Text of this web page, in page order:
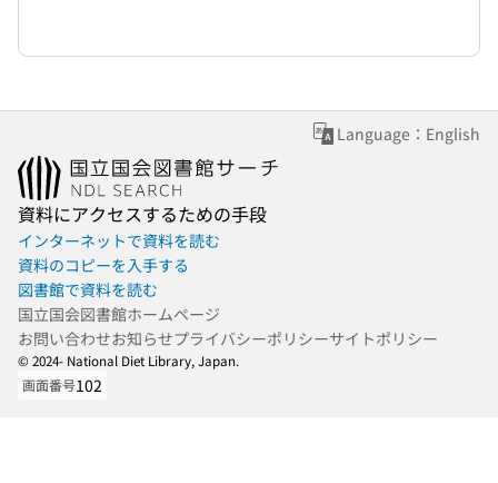
Language：English
資料にアクセスするための手段
インターネットで資料を読む
資料のコピーを入手する
図書館で資料を読む
国立国会図書館ホームページ
お問い合わせお知らせプライバシーポリシーサイトポリシー
© 2024- National Diet Library, Japan.
画面番号102